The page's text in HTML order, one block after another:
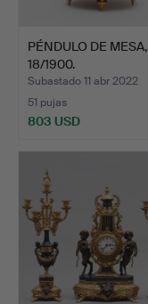
PÉNDULO DE MESA,
18/1900.
Subastado 11 abr 2022
51 pujas
803 USD